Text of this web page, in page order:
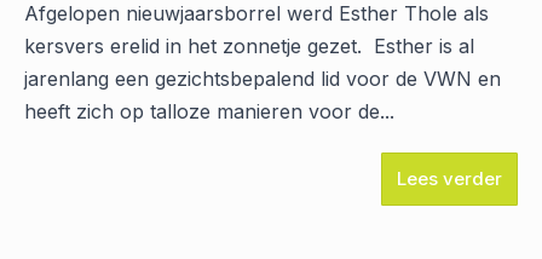
Afgelopen nieuwjaarsborrel werd Esther Thole als
kersvers erelid in het zonnetje gezet. Esther is al
jarenlang een gezichtsbepalend lid voor de VWN en
heeft zich op talloze manieren voor de...
Lees verder